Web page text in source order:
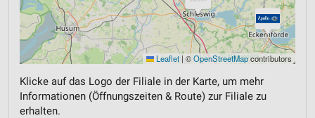
Leaflet | ©OpenStreetMapcontributors
Klicke auf das Logo der Filiale in der Karte, um mehr
Informationen (Öffnungszeiten & Route) zur Filiale zu
erhalten.